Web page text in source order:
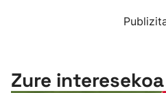
Zure